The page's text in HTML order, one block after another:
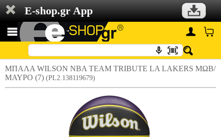
E-shop.gr App
ΜΠΑΛΑ WILSON NBA TEAM TRIBUTE LA LAKERS ΜΩΒ/
ΜΑΥΡΟ (7) (PL2.138119679)